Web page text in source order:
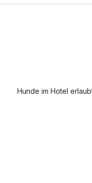
Hunde im Hotel